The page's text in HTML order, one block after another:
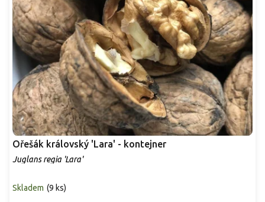
Ořešák královský 'Lara' - kontejner
Juglans regia 'Lara'
Skladem (9 ks)